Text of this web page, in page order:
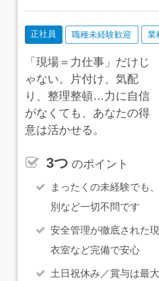
正社員 職種未経験歓迎 業
「現場＝力仕事」だけじ
ゃない。片付け、気配
り、整理整頓…力に自信
がなくても、あなたの得
意は活かせる。
3つ のポイント
まったくの未経験でも
別など一切不問です
安全管理が徹底された
衣室など完備で安心
土日祝休み／賞与は最